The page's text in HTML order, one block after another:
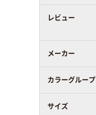
レビュー
メーカー
カラーグループ
サイズ